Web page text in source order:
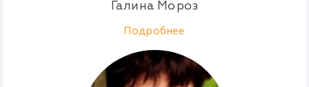
Галина Мороз
Подробнее